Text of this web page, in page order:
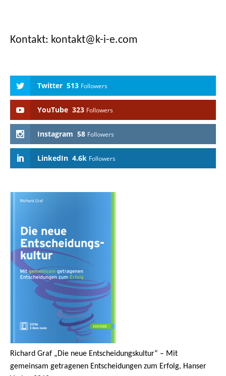
Kontakt: kontakt@k-i-e.com
Twitter 513 Followers
YouTube 323 Followers
Instagram 58 Followers
LinkedIn 4.6k Followers
Richard Graf „Die neue Entscheidungskultur“ – Mit
gemeinsam getragenen Entscheidungen zum Erfolg, Hanser